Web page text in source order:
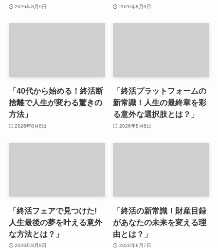
2026年8月9日 2026年8月9日
「40代から始める！終活断
捨離で人生が変わる驚きの
方法」
2026年8月8日
「終活プラットフォームの
新常識！人生の最終章を彩
る意外な選択肢とは？」
2026年8月8日
「終活フェアで見つけた!
人生最後の夢を叶える意外
な方法とは？」
2026年8月8日
「終活の新常識！財産目録
があなたの未来を変える理
由とは？」
2026年8月7日